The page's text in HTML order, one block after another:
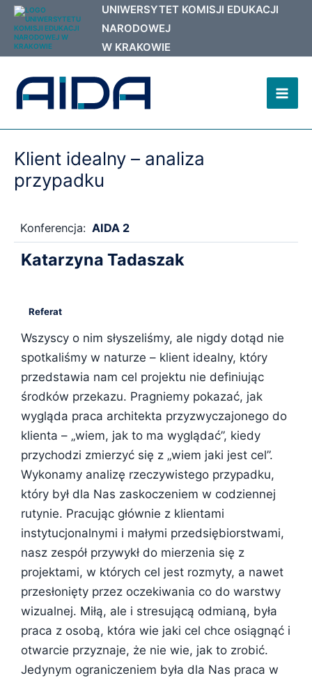
Przejdź
treści
Klient idealny – analiza
przypadku
Konferencja: AIDA 2
Katarzyna Tadaszak
Referat
Wszyscy o nim słyszeliśmy, ale nigdy dotąd nie
spotkaliśmy w naturze – klient idealny, który
przedstawia nam cel projektu nie definiując
środków przekazu. Pragniemy pokazać, jak
wygląda praca architekta przyzwyczajonego do
klienta – „wiem, jak to ma wyglądać”, kiedy
przychodzi zmierzyć się z „wiem jaki jest cel”.
Wykonamy analizę rzeczywistego przypadku,
który był dla Nas zaskoczeniem w codziennej
rutynie. Pracując głównie z klientami
instytucjonalnymi i małymi przedsiębiorstwami,
nasz zespół przywykł do mierzenia się z
projektami, w których cel jest rozmyty, a nawet
przesłonięty przez oczekiwania co do warstwy
wizualnej. Miłą, ale i stresującą odmianą, była
praca z osobą, która wie jaki cel chce osiągnąć i
otwarcie przyznaje, że nie wie, jak to zrobić.
Jedynym ograniczeniem była dla Nas praca w